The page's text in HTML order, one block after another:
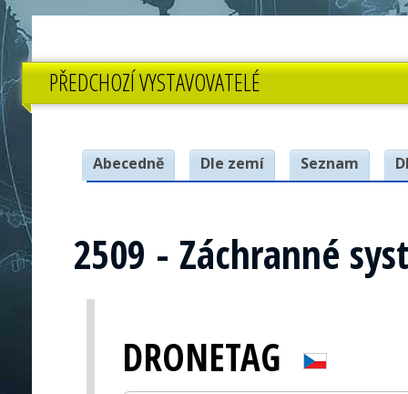
PŘEDCHOZÍ VYSTAVOVATELÉ
Abecedně Dle zemí Seznam
2509 - Záchranné
DRONETAG